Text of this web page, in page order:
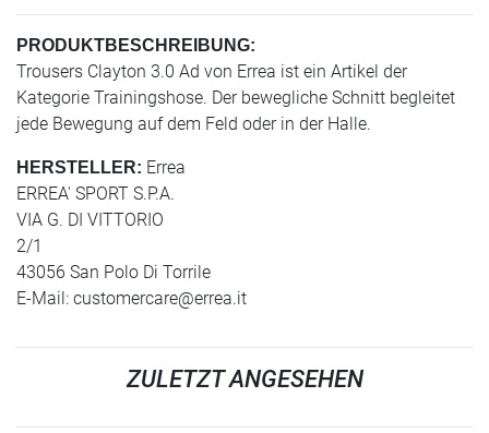
PRODUKTBESCHREIBUNG:
Trousers Clayton 3.0 Ad von Errea ist ein Artikel der
Kategorie Trainingshose. Der bewegliche Schnitt begleitet
jede Bewegung auf dem Feld oder in der Halle.
HERSTELLER: Errea
ERREA' SPORT S.P.A.
VIA G. DI VITTORIO
2/1
43056 San Polo Di Torrile
E-Mail: customercare@errea.it
ZULETZT ANGESEHEN